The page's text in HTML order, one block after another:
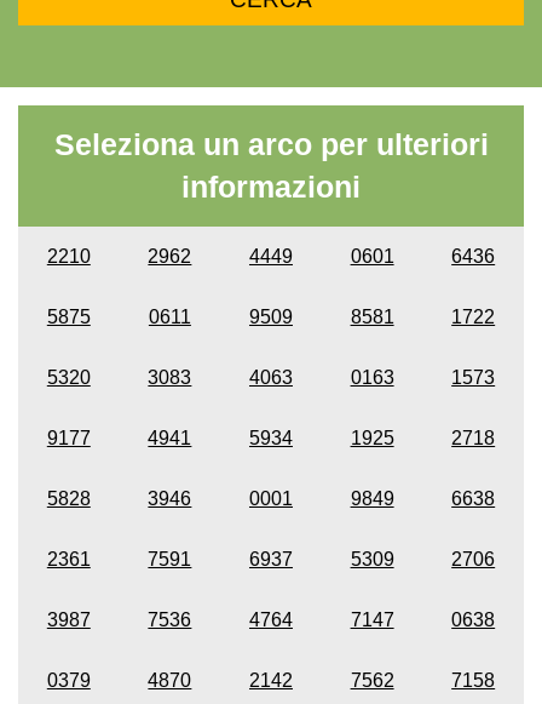
Seleziona un arco per ulteriori
informazioni
2210 2962 4449 0601 6436
5875 0611 9509 8581 1722
5320 3083 4063 0163 1573
9177 4941 5934 1925 2718
5828 3946 0001 9849 6638
2361 7591 6937 5309 2706
3987 7536 4764 7147 0638
0379 4870 2142 7562 7158